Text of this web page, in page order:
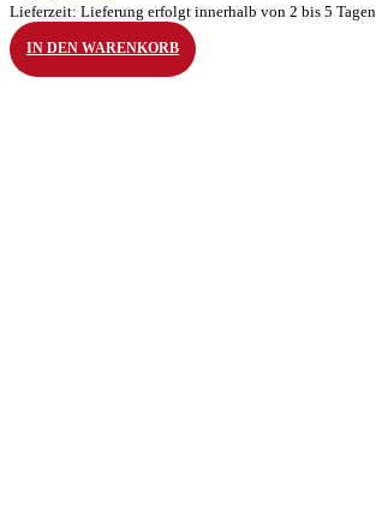
Lieferzeit: Lieferung erfolgt innerhalb von 2 bis 5 Tagen
IN DEN WARENKORB